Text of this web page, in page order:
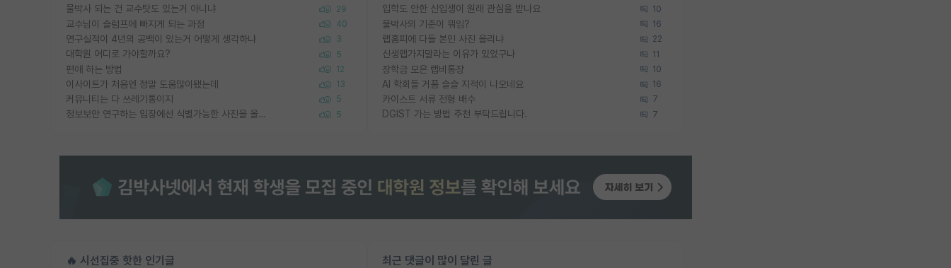
물박사 되는 건 교수탓도 있는거 아니냐 29
교수님이 슬럼프에 빠지게 되는 과정 40
연구실적이 4년의 공백이 있는거 어떻게 생각하냐 3
대학원 어디로 가야할까요? 5
편애 하는 방법 12
이사이트가 처음엔 정말 도움많이됐는데 13
커뮤니티는 다 쓰레기통이지 5
정보보안 연구하는 입장에선 식별가능한 사진을 올리는건 비추이긴함 5
입학도 안한 신입생이 원래 관심을 받나요 10
물박사의 기준이 뭐임? 16
랩홈피에 다들 본인 사진 올리냐 22
신생랩가지말라는 이유가 있었구나 11
장학금 모은 랩비통장 10
AI 학회들 거품 슬슬 지적이 나오네요 16
카이스트 서류 전형 배수 7
DGIST 가는 방법 추천 부탁드립니다. 7
🔥 시선집중 핫한 인기글 최근 댓글이 많이 달린 글